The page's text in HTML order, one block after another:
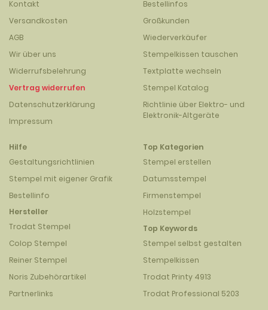
Kontakt
Versandkosten
AGB
Wir über uns
Widerrufsbelehrung
Vertrag widerrufen
Datenschutzerklärung
Impressum
Bestellinfos
Großkunden
Wiederverkäufer
Stempelkissen tauschen
Textplatte wechseln
Stempel Katalog
Richtlinie über Elektro- und
Elektronik-Altgeräte
Hilfe
Gestaltungsrichtlinien
Stempel mit eigener Grafik
Bestellinfo
Hersteller
Trodat Stempel
Colop Stempel
Reiner Stempel
Noris Zubehörartikel
Partnerlinks
Top Kategorien
Stempel erstellen
Datumsstempel
Firmenstempel
Holzstempel
Top Keywords
Stempel selbst gestalten
Stempelkissen
Trodat Printy 4913
Trodat Professional 5203